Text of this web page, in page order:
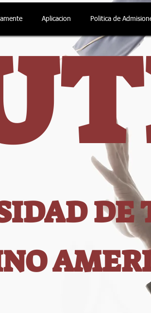
Aplicacion Politica de
DE